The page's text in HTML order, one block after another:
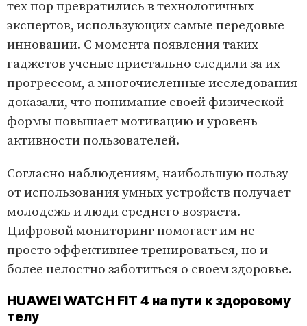
тех пор превратились в технологичных
экспертов, использующих самые передовые
инновации. С момента появления таких
гаджетов ученые пристально следили за их
прогрессом, а многочисленные исследования
доказали, что понимание своей физической
формы повышает мотивацию и уровень
активности пользователей.
Согласно наблюдениям, наибольшую пользу
от использования умных устройств получает
молодежь и люди среднего возраста.
Цифровой мониторинг помогает им не
просто эффективнее тренироваться, но и
более целостно заботиться о своем здоровье.
HUAWEI WATCH FIT 4 на пути к здоровому
телу